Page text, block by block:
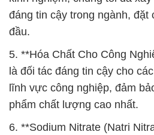
đáng tin cậy trong ngành, đặt
đầu.
5. **Hóa Chất Cho Công
là đối tác đáng tin cậy cho
lĩnh vực công nghiệp, đảm
phẩm chất lượng cao nhất.
6. **Sodium Nitrate (Natri